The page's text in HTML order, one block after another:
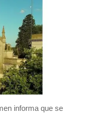
informa que se